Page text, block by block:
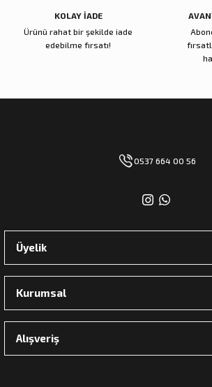
KOLAY İADE
Ürünü rahat bir şekilde iade
edebilme fırsatı!
0537 664 00 56
Üyelik
Kurumsal
Alışveriş